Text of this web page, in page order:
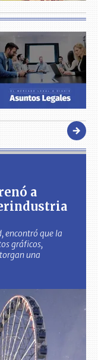
a
encontró que la
gráficos,
una